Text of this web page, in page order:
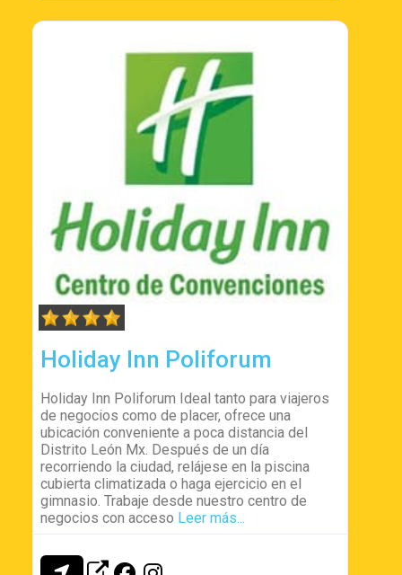
Holiday Inn Poliforum
Holiday Inn Poliforum Ideal tanto para viajeros
de negocios como de placer, ofrece una
ubicación conveniente a poca distancia del
Distrito León Mx. Después de un día
recorriendo la ciudad, relájese en la piscina
cubierta climatizada o haga ejercicio en el
gimnasio. Trabaje desde nuestro centro de
negocios con acceso Leer más...